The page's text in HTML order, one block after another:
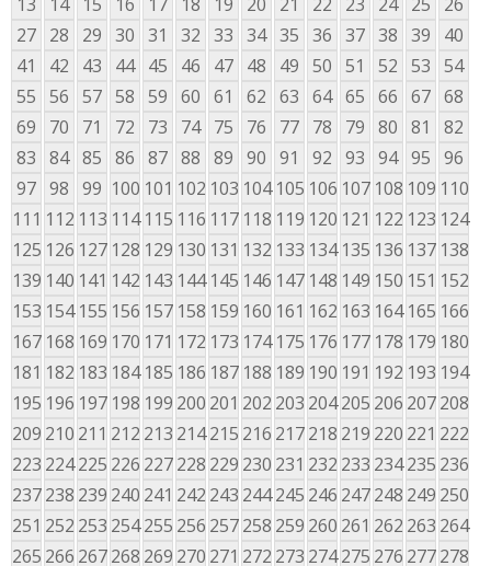
13
14 15 16 17 18 19 20 21 22 23 24 25
26
27 28 29 30 31 32 33 34 35 36 37 38 39
40
41
42 43 44 45 46 47 48 49 50 51 52 53 54
55 56 57 58 59 60 61 62 63 64 65 66 67 68
69
70 71 72 73 74 75 76 77 78 79 80 81
82
83 84 85 86 87 88 89 90 91 92 93 94 95 96
97 98 99 100 101 102 103 104 105 106 107 108 109 110
111 112 113 114 115 116 117 118 119 120 121 122 123 124
125 126 127 128 129 130 131 132 133 134 135 136 137 138
139 140 141 142 143 144 145 146 147 148 149 150 151 152
153 154 155 156 157 158 159 160 161 162 163 164 165 166
167 168 169 170 171 172 173 174 175 176 177 178 179 180
181 182 183 184 185 186 187 188 189 190 191 192 193 194
195 196 197 198 199 200 201 202 203 204205 206 207208
209 210 211 212 213 214215 216 217218 219 220 221 222
223 224225 226 227228 229 230 231 232 233 234235 236
237238 239 240 241 242 243 244245 246 247248 249 250
251 252 253 254255 256 257258 259 260 261 262 263 264
265 266 267268 269 270 271 272 273 274275 276 277278